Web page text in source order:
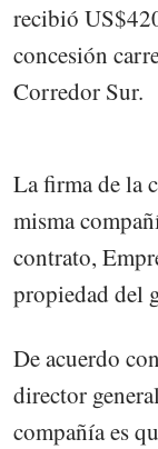
recibió
concesión
Corredor Sur.
La firma de la
misma
contrato,
propiedad del
De acuerdo
director
compañía es